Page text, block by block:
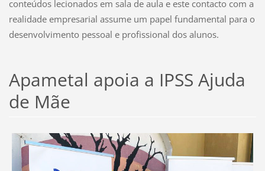
conteúdos lecionados em sala de aula e este contacto com a
realidade empresarial assume um papel fundamental para o
desenvolvimento pessoal e profissional dos alunos.
Apametal apoia a IPSS Ajuda
de Mãe